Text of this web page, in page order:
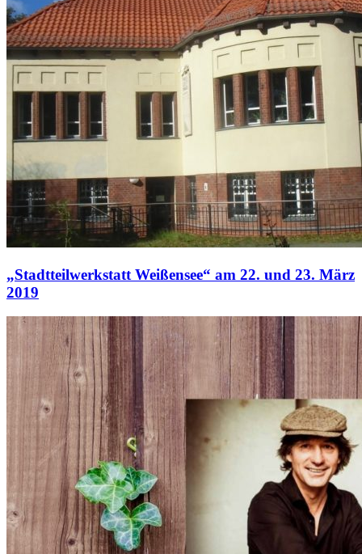
„Stadtteilwerkstatt Weißensee“ am 22. und 23. März
2019